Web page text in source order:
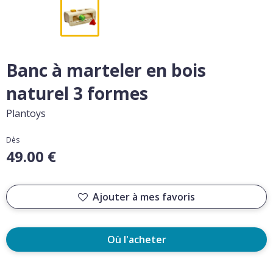
Banc à marteler en bois
naturel 3 formes
Plantoys
Dès
49.00 €
Ajouter à mes favoris
Où l'acheter